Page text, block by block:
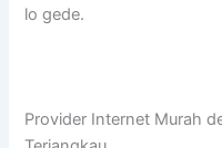
lo gede.
Provider Internet Murah